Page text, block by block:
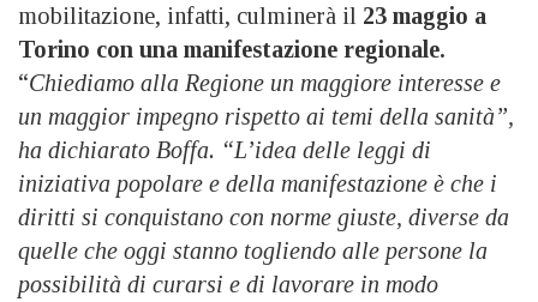
mobilitazione, infatti, culminerà il 23 maggio a
Torino con una manifestazione regionale.
“Chiediamo alla Regione un maggiore interesse e
un maggior impegno rispetto ai temi della sanità”,
ha dichiarato Boffa. “L’idea delle leggi di
iniziativa popolare e della manifestazione è che i
diritti si conquistano con norme giuste, diverse da
quelle che oggi stanno togliendo alle persone la
possibilità di curarsi e di lavorare in modo